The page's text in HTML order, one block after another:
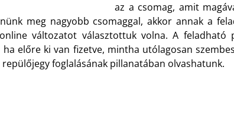
az a csomag, amit
meg nagyobb csomaggal, akkor annak a
változatot választottuk volna. A feladható
előre ki van fizetve, mintha utólagosan
foglalásának pillanatában olvashatunk.